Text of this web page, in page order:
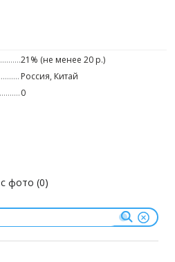
21% (не менее 20 р.)
Россия, Китай
0
с фото (0)